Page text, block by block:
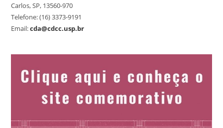
Carlos, SP, 13560-970
Telefone: (16) 3373-9191
Email:cda@cdcc.usp.br